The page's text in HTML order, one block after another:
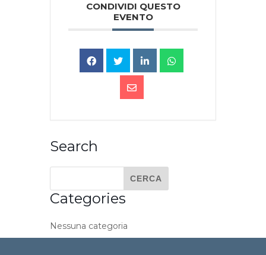
CONDIVIDI QUESTO
EVENTO
Search
Categories
Nessuna categoria